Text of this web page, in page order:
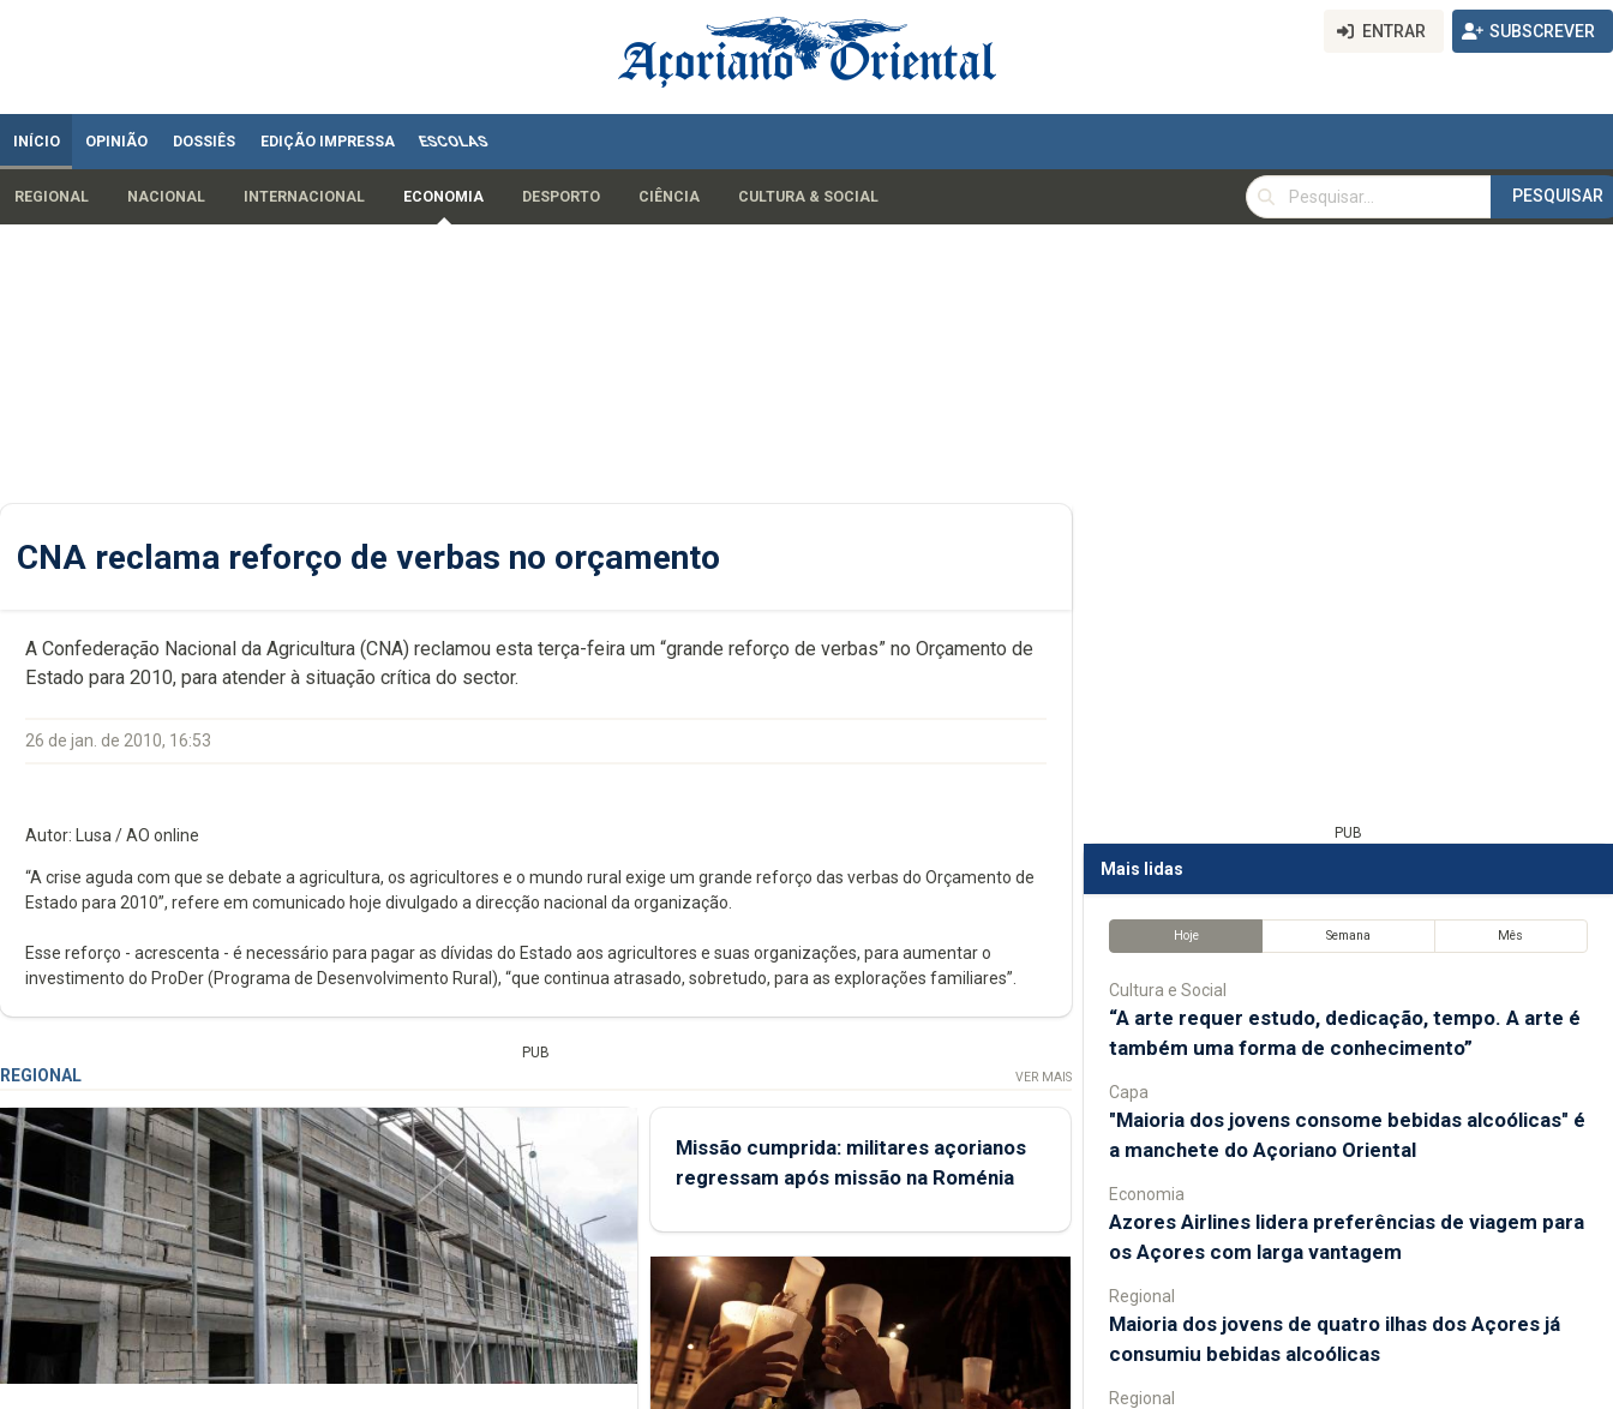
ENTRAR SUBSCREVER
INÍCIO OPINIÃO DOSSIÊS EDIÇÃO IMPRESSA ESCOLAS
REGIONAL NACIONAL INTERNACIONAL ECONOMIA DESPORTO CIÊNCIA CULTURA & SOCIAL
PESQUISAR
PESQUISAR
CNA reclama reforço de verbas no orçamento
A Confederação Nacional da Agricultura (CNA) reclamou esta terça-feira um “grande reforço de verbas” no Orçamento de
Estado para 2010, para atender à situação crítica do sector.
26 de jan. de 2010, 16:53
Autor: Lusa / AO online
“A crise aguda com que se debate a agricultura, os agricultores e o mundo rural exige um grande reforço das verbas do Orçamento de
Estado para 2010”, refere em comunicado hoje divulgado a direcção nacional da organização.
Esse reforço - acrescenta - é necessário para pagar as dívidas do Estado aos agricultores e suas organizações, para aumentar o
investimento do ProDer (Programa de Desenvolvimento Rural), “que continua atrasado, sobretudo, para as explorações familiares”.
PUB
REGIONAL VER MAIS
Missão cumprida: militares açorianos
regressam após missão na Roménia
PUB
Mais lidas
Hoje Semana Mês
Cultura e Social
“A arte requer estudo, dedicação, tempo. A arte é
também uma forma de conhecimento”
Capa
"Maioria dos jovens consome bebidas alcoólicas" é
a manchete do Açoriano Oriental
Economia
Azores Airlines lidera preferências de viagem para
os Açores com larga vantagem
Regional
Maioria dos jovens de quatro ilhas dos Açores já
consumiu bebidas alcoólicas
Regional